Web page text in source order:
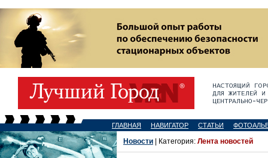
ГЛАВНАЯ НАВИГАТОР СТАТЬИ
Новости | Категория: Лента новостей